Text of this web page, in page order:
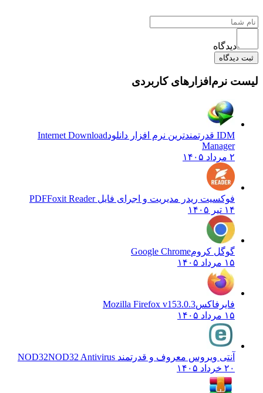
دیدگاه
دیدگاه
نرم‌افزارهای کاربردی
IDM قدرتمندترین نرم افزار دانلود
Internet Download
Manager
فوکسیت ریدر مدیریت و اجرای فایل PDFFoxit Reader
گوگل کرومGoogle Chrome
فایرفاکسMozilla Firefox v153.0.3
آنتی ویروس معروف و قدرتمند NOD32NOD32 Antivirus